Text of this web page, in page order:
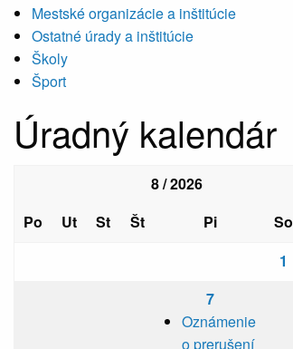
Mestské organizácie a inštitúcie
Ostatné úrady a inštitúcie
Školy
Šport
Úradný kalendár
8 / 2026
Po
Ut St Št Pi So
1
7
Oznámenie
o prerušení